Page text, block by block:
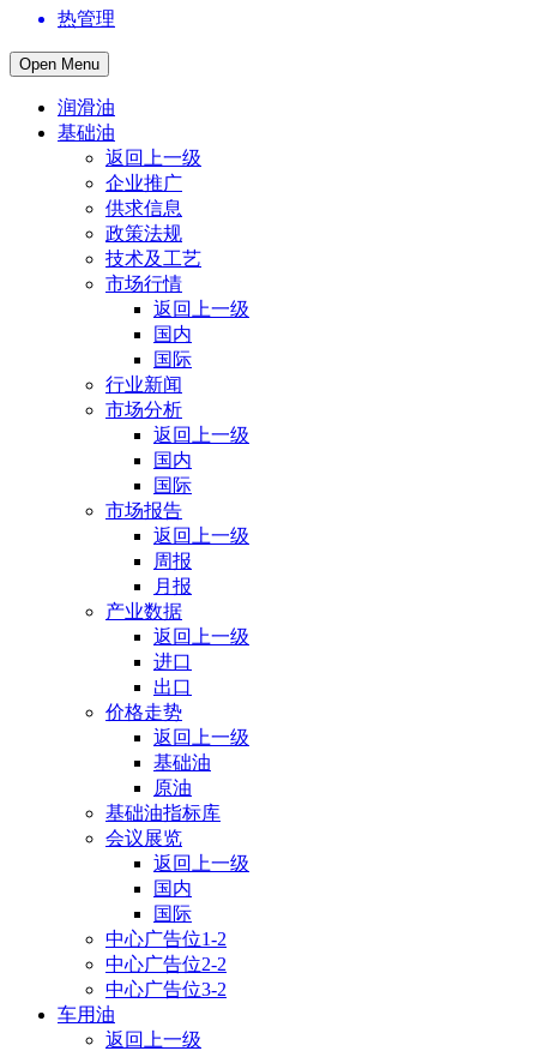
热管理
Open Menu
润滑油
基础油
返回上一级
企业推广
供求信息
政策法规
技术及工艺
市场行情
返回上一级
国内
国际
行业新闻
市场分析
返回上一级
国内
国际
市场报告
返回上一级
周报
月报
产业数据
返回上一级
进口
出口
价格走势
返回上一级
基础油
原油
基础油指标库
会议展览
返回上一级
国内
国际
中心广告位1-2
中心广告位2-2
中心广告位3-2
车用油
返回上一级